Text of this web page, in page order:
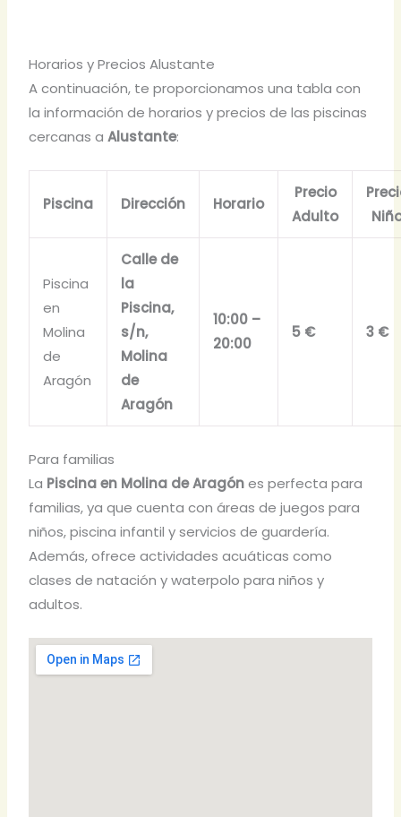
Horarios y Precios Alustante
A continuación, te proporcionamos una tabla con
la información de horarios y precios de las piscinas
cercanas aAlustante:
Piscina Dirección Horario
Precio
Adulto
Piscina
en
Molina
de
Aragón
Calle de
la
Piscina,
s/n,
Molina
de
Aragón
10:00 –
20:00
5 € 3 €
Para familias
La Piscina en Molina de Aragónes perfecta para
familias, ya que cuenta con áreas de juegos para
niños, piscina infantil y servicios de guardería.
Además, ofrece actividades acuáticas como
clases de natación y waterpolo para niños y
adultos.